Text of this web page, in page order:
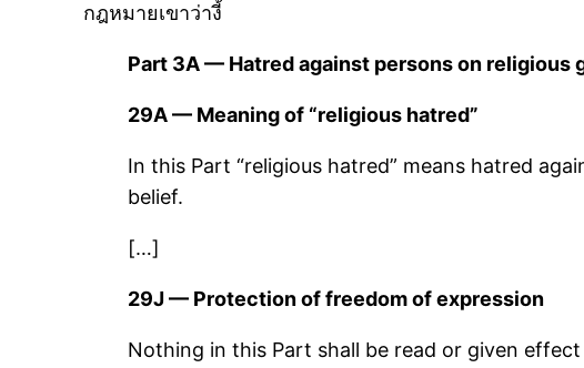
กฎหมายเขาว่างี้
Part 3A — Hatred against persons on religious
29A — Meaning of “religious hatred”
In this Part “religious hatred” means hatred
belief.
[…]
29J — Protection of freedom of expression
Nothing in this Part shall be read or given